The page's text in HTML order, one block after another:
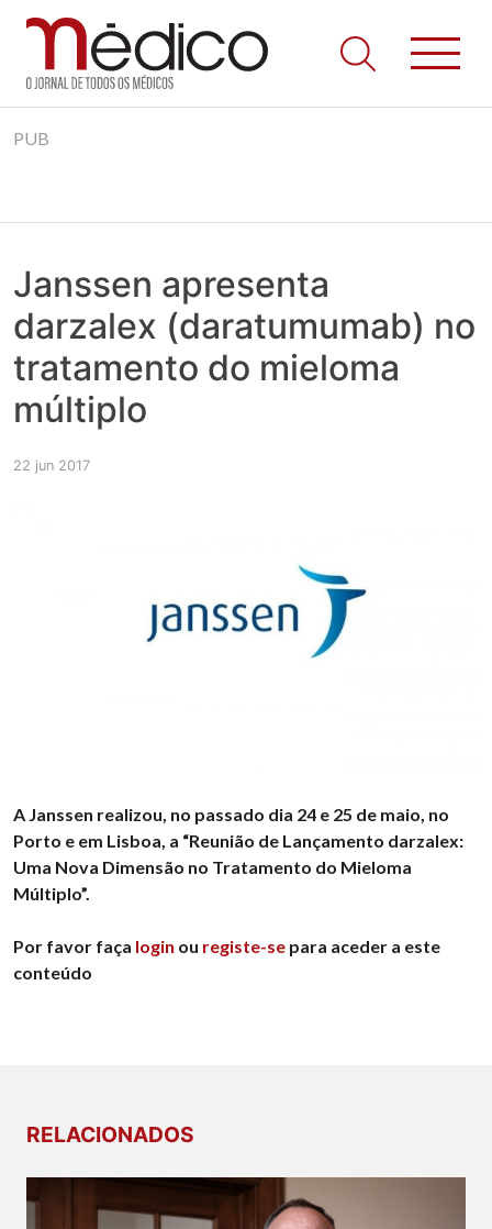
to
Jornal Médico
Médico – O Jornal de Todos os Médicos. Onde as notícias
realmente contam! Tudo o que se passa na Saúde!
PUB
Janssen apresenta
darzalex (daratumumab) no
tratamento do mieloma
múltiplo
22 jun 2017
A Janssen realizou, no passado dia 24 e 25 de maio, no
Porto e em Lisboa, a “Reunião de Lançamento darzalex:
Uma Nova Dimensão no Tratamento do Mieloma
Múltiplo”.
Por favor faça login ou registe-se para aceder a este
conteúdo
RELACIONADOS